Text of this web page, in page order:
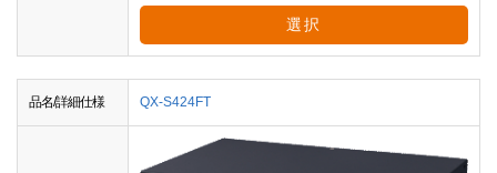
選択
品名/詳細仕様 QX-S424FT